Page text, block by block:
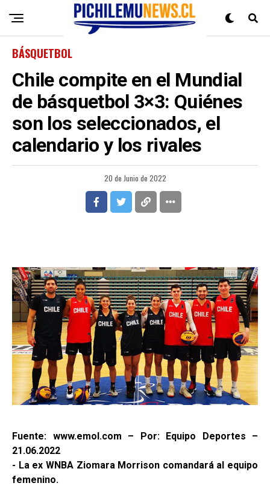
BÁSQUETBOL
Chile compite en el Mundial
de básquetbol 3×3: Quiénes
son los seleccionados, el
calendario y los rivales
20 de Junio de 2022
Fuente: www.emol.com – Por: Equipo Deportes –
21.06.2022
- La ex WNBA Ziomara Morrison comandará al equipo
femenino.